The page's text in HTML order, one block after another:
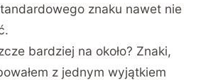
znaku nawet nie
bardziej na około? Znaki,
z jednym wyjątkiem